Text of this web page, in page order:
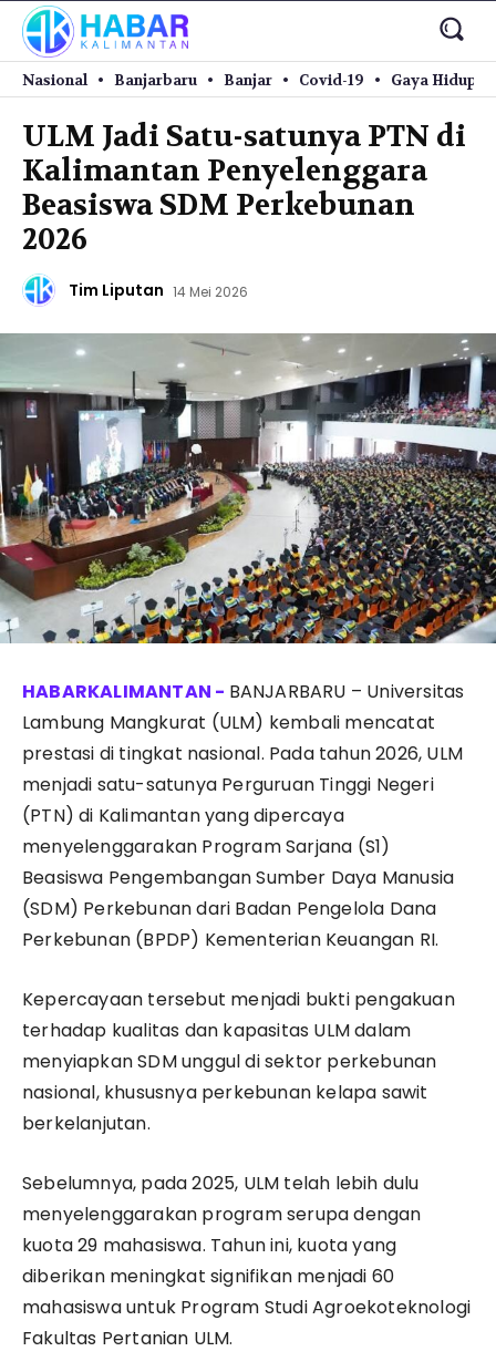
Nasional Banjarbaru Banjar Covid-19 Gaya Hidup
ULM Jadi Satu-satunya PTN di
Kalimantan Penyelenggara
Beasiswa SDM Perkebunan
2026
Tim Liputan 14 Mei 2026
BANJARBARU – Universitas
Lambung Mangkurat (ULM) kembali mencatat
prestasi di tingkat nasional. Pada tahun 2026, ULM
menjadi satu-satunya Perguruan Tinggi Negeri
(PTN) di Kalimantan yang dipercaya
menyelenggarakan Program Sarjana (S1)
Beasiswa Pengembangan Sumber Daya Manusia
(SDM) Perkebunan dari Badan Pengelola Dana
Perkebunan (BPDP) Kementerian Keuangan RI.
Kepercayaan tersebut menjadi bukti pengakuan
terhadap kualitas dan kapasitas ULM dalam
menyiapkan SDM unggul di sektor perkebunan
nasional, khususnya perkebunan kelapa sawit
berkelanjutan.
Sebelumnya, pada 2025, ULM telah lebih dulu
menyelenggarakan program serupa dengan
kuota 29 mahasiswa. Tahun ini, kuota yang
diberikan meningkat signifikan menjadi 60
mahasiswa untuk Program Studi Agroekoteknologi
Fakultas Pertanian ULM.